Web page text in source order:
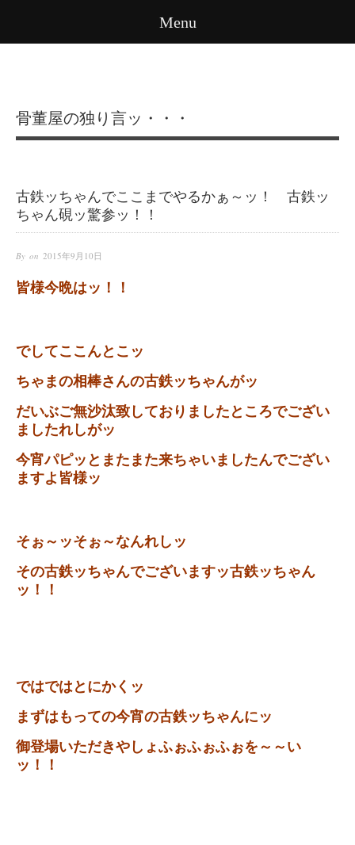
Menu
骨董屋の独り言ッ・・・
古鉄ッちゃんでここまでやるかぁ～ッ！ 古鉄ッ
ちゃん硯ッ驚参ッ！！
By on 2015年9月10日
皆様今晩はッ！！
でしてここんとこッ
ちゃまの相棒さんの古鉄ッちゃんがッ
だいぶご無沙汰致しておりましたところでござい
ましたれしがッ
今宵パピッとまたまた来ちゃいましたんでござい
ますよ皆様ッ
そぉ～ッそぉ～なんれしッ
その古鉄ッちゃんでございますッ古鉄ッちゃん
ッ！！
ではではとにかくッ
まずはもっての今宵の古鉄ッちゃんにッ
御登場いただきやしょふぉふぉふぉを～～い
ッ！！